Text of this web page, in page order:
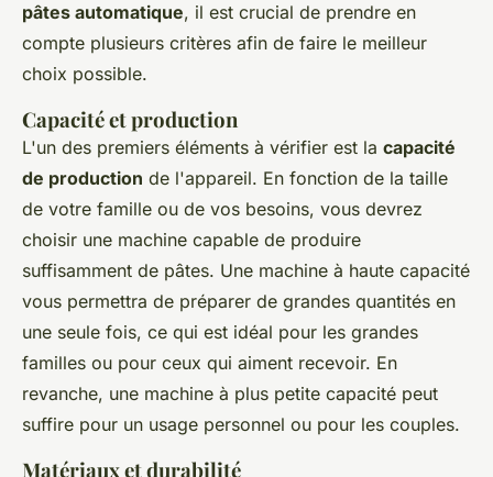
pâtes automatique, il est crucial de prendre en
compte plusieurs critères afin de faire le meilleur
choix possible.
Capacité et production
L'un des premiers éléments à vérifier est la capacité
de production de l'appareil. En fonction de la taille
de votre famille ou de vos besoins, vous devrez
choisir une machine capable de produire
suffisamment de pâtes. Une machine à haute capacité
vous permettra de préparer de grandes quantités en
une seule fois, ce qui est idéal pour les grandes
familles ou pour ceux qui aiment recevoir. En
revanche, une machine à plus petite capacité peut
suffire pour un usage personnel ou pour les couples.
Matériaux et durabilité